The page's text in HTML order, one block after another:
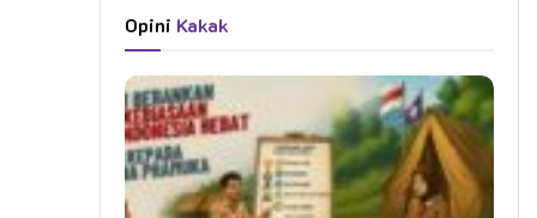
Opini Kakak